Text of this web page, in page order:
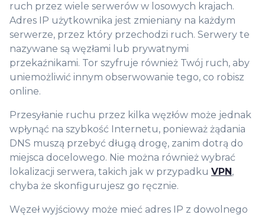
ruch przez wiele serwerów w losowych krajach.
Adres IP użytkownika jest zmieniany na każdym
serwerze, przez który przechodzi ruch. Serwery te
nazywane są węzłami lub prywatnymi
przekaźnikami. Tor szyfruje również Twój ruch, aby
uniemożliwić innym obserwowanie tego, co robisz
online.
Przesyłanie ruchu przez kilka węzłów może jednak
wpłynąć na szybkość Internetu, ponieważ żądania
DNS muszą przebyć długą drogę, zanim dotrą do
miejsca docelowego. Nie można również wybrać
lokalizacji serwera, takich jak w przypadku VPN,
chyba że skonfigurujesz go ręcznie.
Węzeł wyjściowy może mieć adres IP z dowolnego